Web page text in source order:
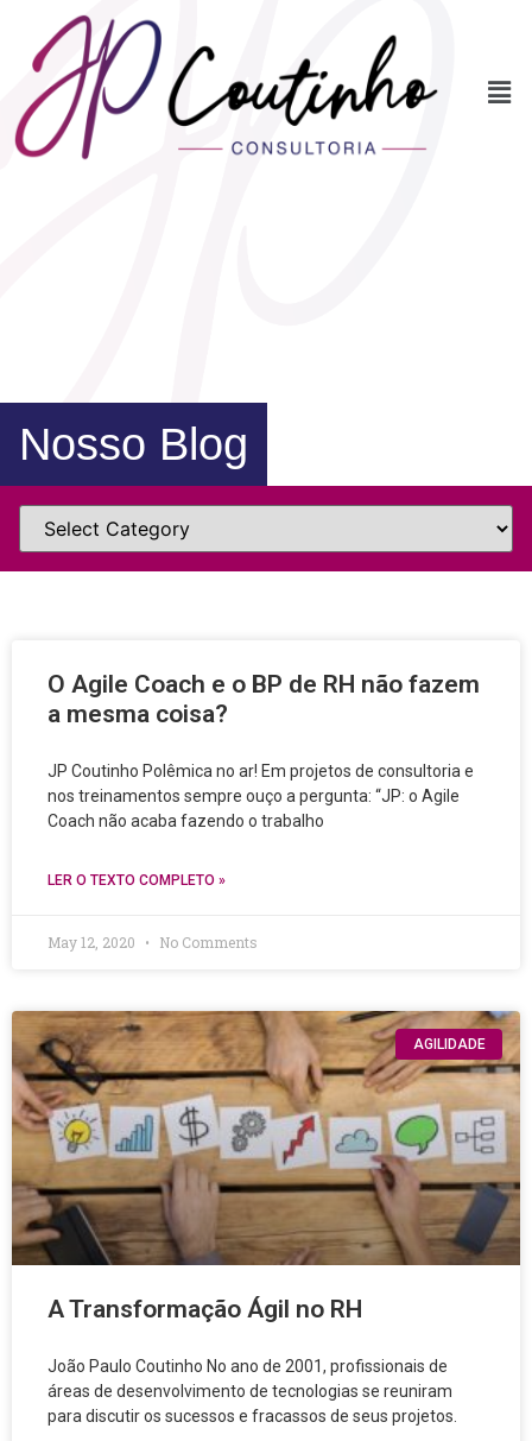
Nosso Blog
O Agile Coach e o BP de RH não fazem
a mesma coisa?
JP Coutinho Polêmica no ar! Em projetos de consultoria e
nos treinamentos sempre ouço a pergunta: “JP: o Agile
Coach não acaba fazendo o trabalho
LER O TEXTO COMPLETO »
May 12, 2020 No Comments
AGILIDADE
A Transformação Ágil no RH
João Paulo Coutinho No ano de 2001, profissionais de
áreas de desenvolvimento de tecnologias se reuniram
para discutir os sucessos e fracassos de seus projetos.